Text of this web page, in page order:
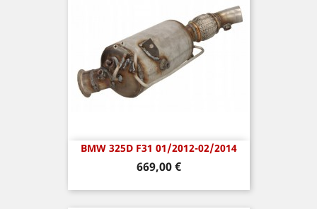
BMW 325D F31 01/2012-02/2014
Prix
669,00 €